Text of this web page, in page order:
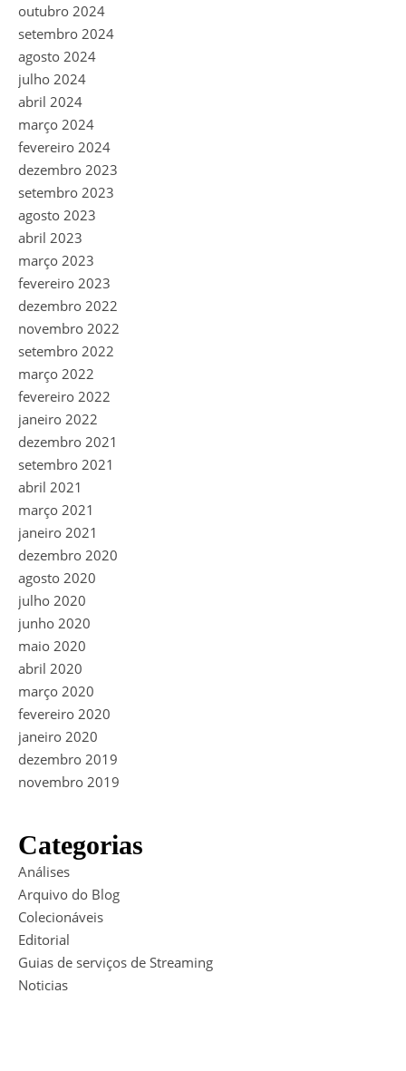
outubro 2024
setembro 2024
agosto 2024
julho 2024
abril 2024
março 2024
fevereiro 2024
dezembro 2023
setembro 2023
agosto 2023
abril 2023
março 2023
fevereiro 2023
dezembro 2022
novembro 2022
setembro 2022
março 2022
fevereiro 2022
janeiro 2022
dezembro 2021
setembro 2021
abril 2021
março 2021
janeiro 2021
dezembro 2020
agosto 2020
julho 2020
junho 2020
maio 2020
abril 2020
março 2020
fevereiro 2020
janeiro 2020
dezembro 2019
novembro 2019
Categorias
Análises
Arquivo do Blog
Colecionáveis
Editorial
Guias de serviços de Streaming
Noticias